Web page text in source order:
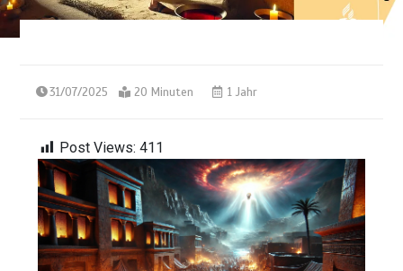
31/07/2025 20 Minuten 1 Jahr
Post Views: 411